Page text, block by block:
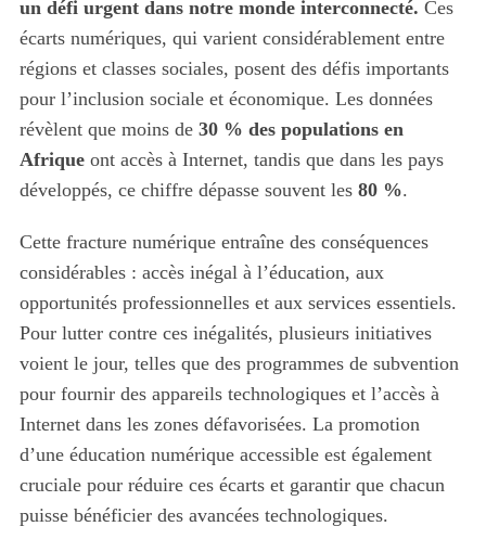
un défi urgent dans notre monde interconnecté. Ces
écarts numériques, qui varient considérablement entre
régions et classes sociales, posent des défis importants
pour l’inclusion sociale et économique. Les données
révèlent que moins de 30 % des populations en
Afriqueont accès à Internet, tandis que dans les pays
développés, ce chiffre dépasse souvent les 80 %.
Cette fracture numérique entraîne des conséquences
considérables : accès inégal à l’éducation, aux
opportunités professionnelles et aux services essentiels.
Pour lutter contre ces inégalités, plusieurs initiatives
voient le jour, telles que des programmes de subvention
pour fournir des appareils technologiques et l’accès à
Internet dans les zones défavorisées. La promotion
d’une éducation numérique accessible est également
cruciale pour réduire ces écarts et garantir que chacun
puisse bénéficier des avancées technologiques.
r
c
h
r
: